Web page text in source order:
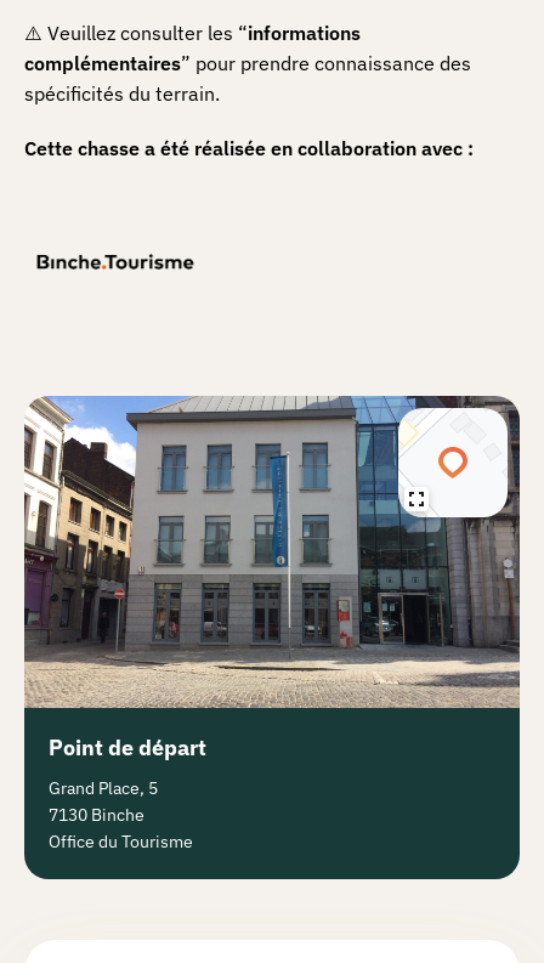
⚠️ Veuillez consulter les “informations
complémentaires” pour prendre connaissance des
spécificités du terrain.
Cette chasse a été réalisée en collaboration avec :
Point de départ
Grand Place, 5
7130 Binche
Office du Tourisme